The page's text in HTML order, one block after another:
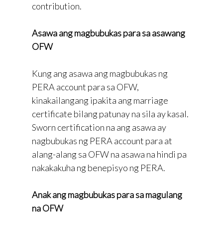
contribution.
Asawa ang magbubukas para sa asawang
OFW
Kung ang asawa ang magbubukas ng
PERA account para sa OFW,
kinakailangang ipakita ang marriage
certificate bilang patunay na sila ay kasal.
Sworn certification na ang asawa ay
nagbubukas ng PERA account para at
alang-alang sa OFW na asawa na hindi pa
nakakakuha ng benepisyo ng PERA.
Anak ang magbubukas para sa magulang
na OFW